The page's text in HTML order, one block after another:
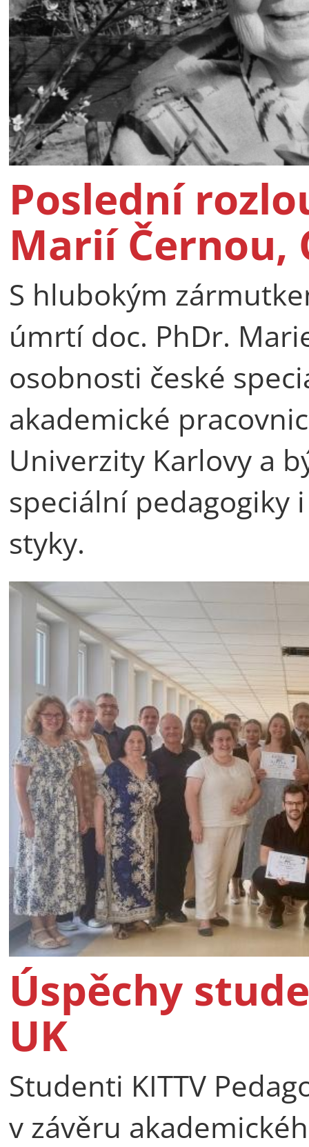
Poslední
Marií Černou,
S hlubokým
úmrtí doc. PhDr.
osobnosti české
akademické
Univerzity Karlovy a
speciální pedagogiky
styky.
Úspěchy
UK
Studenti KITTV
v závěru